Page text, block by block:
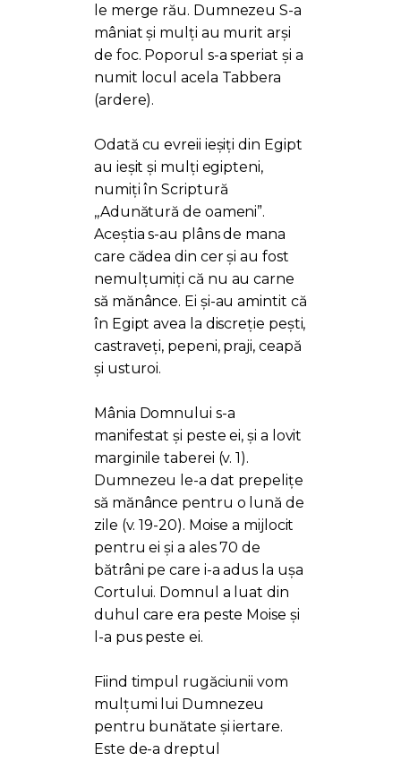
le merge rău. Dumnezeu S-a
mâniat și mulți au murit arși
de foc. Poporul s-a speriat și a
numit locul acela Tabbera
(ardere).
Odată cu evreii ieșiți din Egipt
au ieșit și mulți egipteni,
numiți în Scriptură
,,Adunătură de oameni”.
Aceștia s-au plâns de mana
care cădea din cer și au fost
nemulțumiți că nu au carne
să mănânce. Ei și-au amintit că
în Egipt avea la discreție pești,
castraveți, pepeni, praji, ceapă
și usturoi.
Mânia Domnului s-a
manifestat și peste ei, și a lovit
marginile taberei (v. 1).
Dumnezeu le-a dat prepelițe
să mănânce pentru o lună de
zile (v. 19-20). Moise a mijlocit
pentru ei și a ales 70 de
bătrâni pe care i-a adus la ușa
Cortului. Domnul a luat din
duhul care era peste Moise și
l-a pus peste ei.
Fiind timpul rugăciunii vom
mulțumi lui Dumnezeu
pentru bunătate și iertare.
Este de-a dreptul